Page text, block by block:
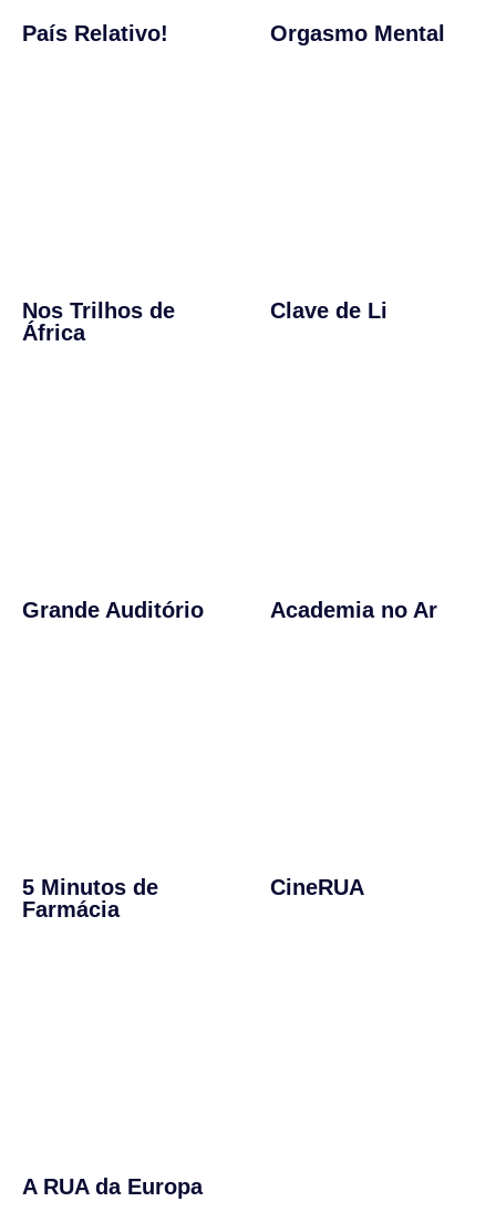
País Relativo! Orgasmo Mental
Nos Trilhos de
África
Clave de Li
Grande Auditório Academia no Ar
5 Minutos de
Farmácia
CineRUA
A RUA da Europa